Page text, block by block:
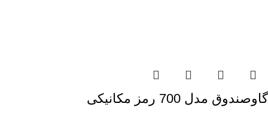
گاوصندوق مدل 700 رمز مکانیکی